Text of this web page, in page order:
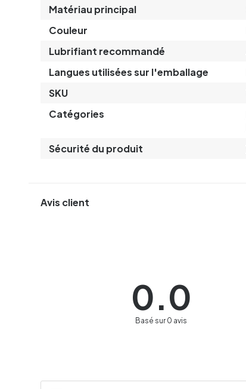
Matériau principal
Couleur
Lubrifiant recommandé
Langues utilisées sur l'emballage
SKU
Catégories
Sécurité du produit
Avis client
0.0
Basé sur 0 avis